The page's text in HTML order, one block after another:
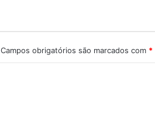
Campos obrigatórios são marcados com *